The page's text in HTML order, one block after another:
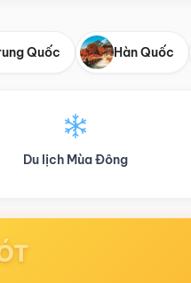
Quốc Hàn Quốc
Combo Du lịch
nổi bật